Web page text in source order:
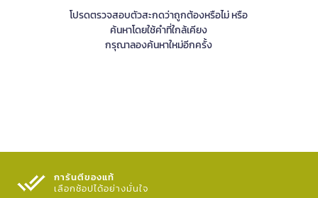
โปรดตรวจสอบตัวสะกดว่าถูกต้องหรือไม่ หรือ
ค้นหาโดยใช้คำที่ใกล้เคียง
กรุณาลองค้นหาใหม่อีกครั้ง
การันตีของแท้
เลือกช้อปได้อย่างมั่นใจ​